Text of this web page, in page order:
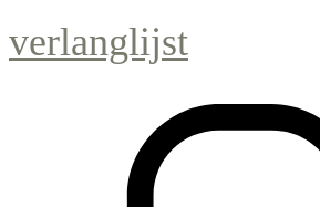
verlanglijst